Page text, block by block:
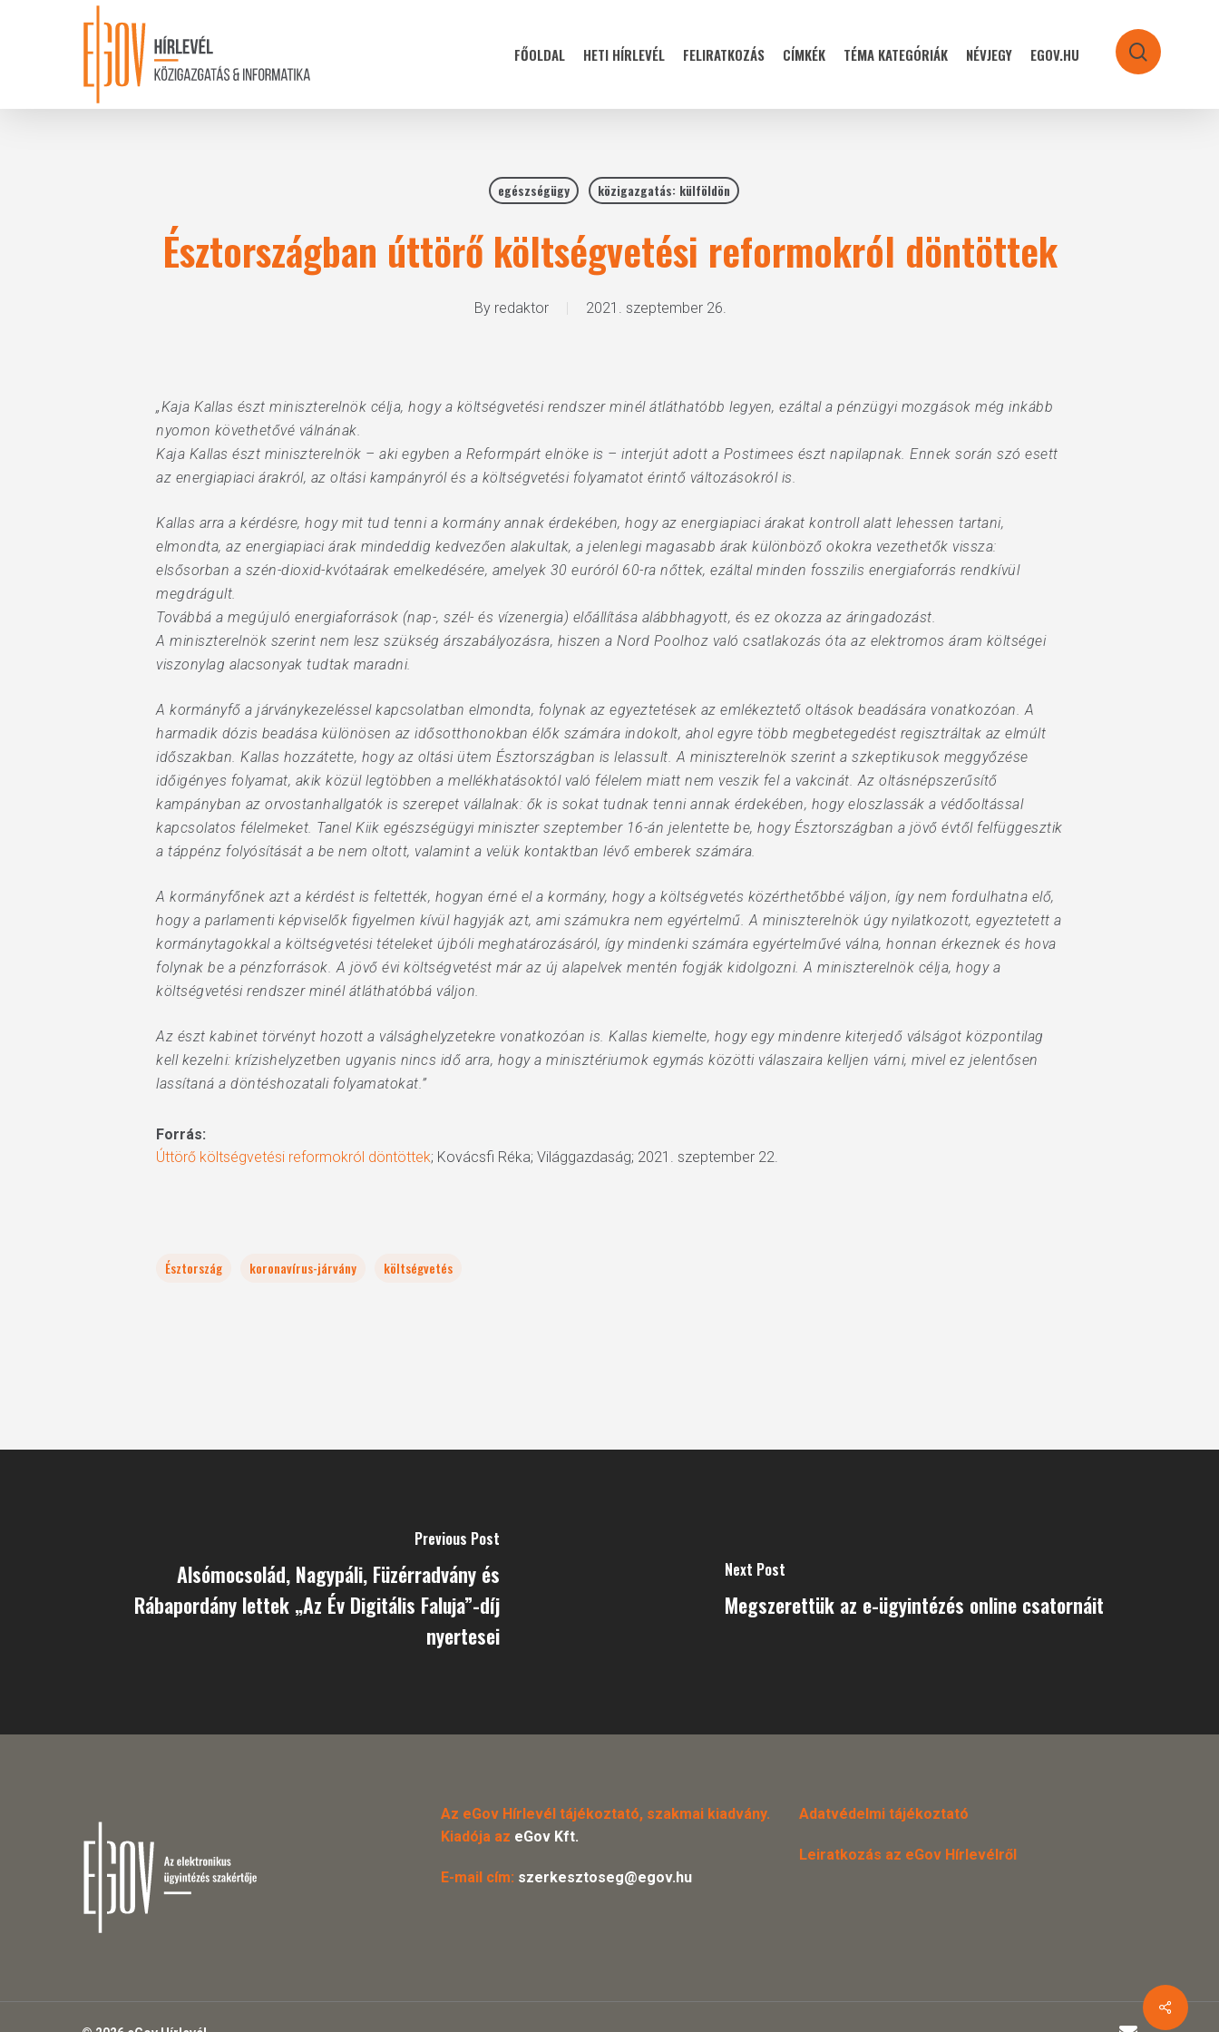
Hit enter to search or ESC to close
FŐOLDAL HETI HÍRLEVÉL FELIRATKOZÁS CÍMKÉK TÉMA KATEGÓRIÁK NÉVJEGY EGOV.HU search
egészségügy közigazgatás: külföldön
Észtországban úttörő költségvetési reformokról döntöttek
By redaktor 2021. szeptember 26.
„Kaja Kallas észt miniszterelnök célja, hogy a költségvetési rendszer minél átláthatóbb legyen, ezáltal a pénzügyi mozgások még inkább
nyomon követhetővé válnának.
Kaja Kallas észt miniszterelnök – aki egyben a Reformpárt elnöke is – interjút adott a Postimees észt napilapnak. Ennek során szó esett
az energiapiaci árakról, az oltási kampányról és a költségvetési folyamatot érintő változásokról is.
Kallas arra a kérdésre, hogy mit tud tenni a kormány annak érdekében, hogy az energiapiaci árakat kontroll alatt lehessen tartani,
elmondta, az energiapiaci árak mindeddig kedvezően alakultak, a jelenlegi magasabb árak különböző okokra vezethetők vissza:
elsősorban a szén-dioxid-kvótaárak emelkedésére, amelyek 30 euróról 60-ra nőttek, ezáltal minden fosszilis energiaforrás rendkívül
megdrágult.
Továbbá a megújuló energiaforrások (nap-, szél- és vízenergia) előállítása alábbhagyott, és ez okozza az áringadozást.
A miniszterelnök szerint nem lesz szükség árszabályozásra, hiszen a Nord Poolhoz való csatlakozás óta az elektromos áram költségei
viszonylag alacsonyak tudtak maradni.
A kormányfő a járványkezeléssel kapcsolatban elmondta, folynak az egyeztetések az emlékeztető oltások beadására vonatkozóan. A
harmadik dózis beadása különösen az idősotthonokban élők számára indokolt, ahol egyre több megbetegedést regisztráltak az elmúlt
időszakban. Kallas hozzátette, hogy az oltási ütem Észtországban is lelassult. A miniszterelnök szerint a szkeptikusok meggyőzése
időigényes folyamat, akik közül legtöbben a mellékhatásoktól való félelem miatt nem veszik fel a vakcinát. Az oltásnépszerűsítő
kampányban az orvostanhallgatók is szerepet vállalnak: ők is sokat tudnak tenni annak érdekében, hogy eloszlassák a védőoltással
kapcsolatos félelmeket. Tanel Kiik egészségügyi miniszter szeptember 16-án jelentette be, hogy Észtországban a jövő évtől felfüggesztik
a táppénz folyósítását a be nem oltott, valamint a velük kontaktban lévő emberek számára.
A kormányfőnek azt a kérdést is feltették, hogyan érné el a kormány, hogy a költségvetés közérthetőbbé váljon, így nem fordulhatna elő,
hogy a parlamenti képviselők figyelmen kívül hagyják azt, ami számukra nem egyértelmű. A miniszterelnök úgy nyilatkozott, egyeztetett a
kormánytagokkal a költségvetési tételeket újbóli meghatározásáról, így mindenki számára egyértelművé válna, honnan érkeznek és hova
folynak be a pénzforrások. A jövő évi költségvetést már az új alapelvek mentén fogják kidolgozni. A miniszterelnök célja, hogy a
költségvetési rendszer minél átláthatóbbá váljon.
Az észt kabinet törvényt hozott a válsághelyzetekre vonatkozóan is. Kallas kiemelte, hogy egy mindenre kiterjedő válságot központilag
kell kezelni: krízishelyzetben ugyanis nincs idő arra, hogy a minisztériumok egymás közötti válaszaira kelljen várni, mivel ez jelentősen
lassítaná a döntéshozatali folyamatokat.”
Forrás:
Úttörő költségvetési reformokról döntöttek; Kovácsfi Réka; Világgazdaság; 2021. szeptember 22.
Észtország koronavírus-járvány költségvetés
Previous Post
Alsómocsolád, Nagypáli, Füzérradvány és
Rábapordány lettek „Az Év Digitális Faluja”-díj
nyertesei
Next Post
Megszerettük az e-ügyintézés online csatornáit
Az eGov Hírlevél tájékoztató, szakmai kiadvány.
Kiadója az eGov Kft.
E-mail cím: szerkesztoseg@egov.hu
Adatvédelmi tájékoztató
Leiratkozás az eGov Hírlevélről